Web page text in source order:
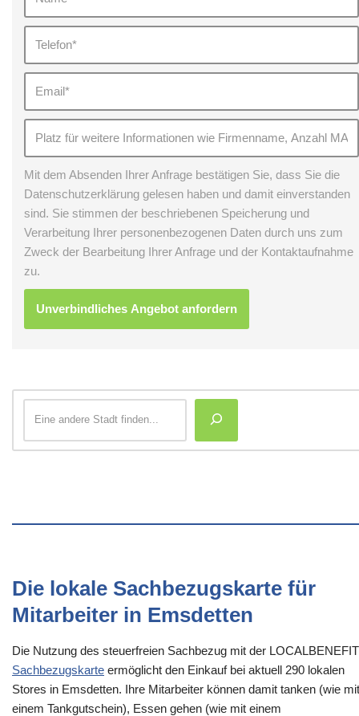
Mit dem Absenden Ihrer Anfrage bestätigen Sie, dass Sie die
Datenschutzerklärung gelesen haben und damit einverstanden
sind. Sie stimmen der beschriebenen Speicherung und
Verarbeitung Ihrer personenbezogenen Daten durch uns zum
Zweck der Bearbeitung Ihrer Anfrage und der Kontaktaufnahme
zu.
Die lokale Sachbezugskarte für
Mitarbeiter in Emsdetten
Die Nutzung des steuerfreien Sachbezug mit der
Sachbezugskarte ermöglicht den Einkauf bei aktuell 290 lokalen
Stores in Emsdetten. Ihre Mitarbeiter können damit tanken (wie mit
einem Tankgutschein), Essen gehen (wie mit einem